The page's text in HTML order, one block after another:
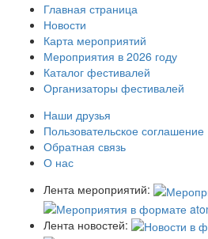
Главная страница
Новости
Карта мероприятий
Мероприятия в 2026 году
Каталог фестивалей
Организаторы фестивалей
Наши друзья
Пользовательское соглашение
Обратная связь
О нас
Лента мероприятий:
Лента новостей: